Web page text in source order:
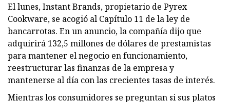
El lunes, Instant Brands, propietario de Pyrex
Cookware, se acogió al Capítulo 11 de la ley de
bancarrotas. En un anuncio, la compañía dijo que
adquirirá 132,5 millones de dólares de prestamistas
para mantener el negocio en funcionamiento,
reestructurar las finanzas de la empresa y
mantenerse al día con las crecientes tasas de interés.
Mientras los consumidores se preguntan si sus platos